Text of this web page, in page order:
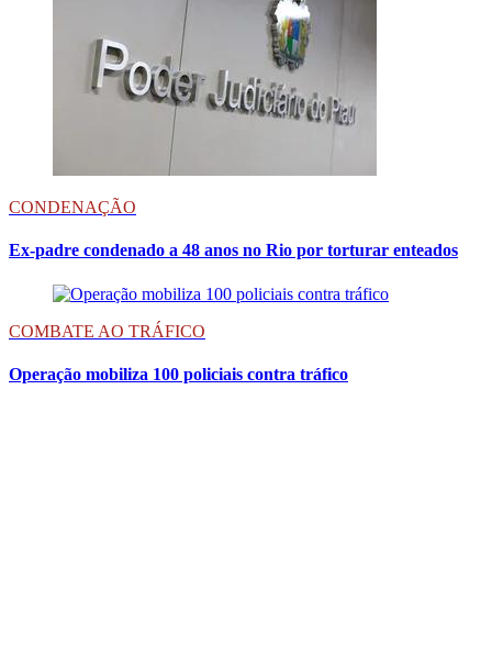
CONDENAÇÃO
Ex-padre condenado a 48 anos no Rio por torturar enteados
COMBATE AO TRÁFICO
Operação mobiliza 100 policiais contra tráfico